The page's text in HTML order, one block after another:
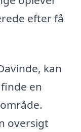
efter få
kan
en
oversigt